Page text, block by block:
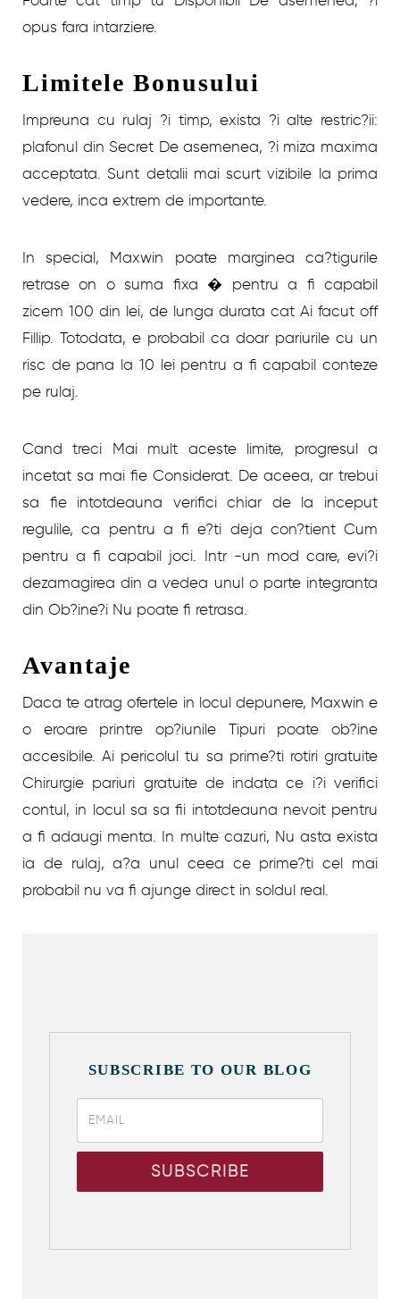
opus fara intarziere.
Limitele Bonusului
Impreuna cu rulaj ?i timp, exista ?i alte restric?ii:
plafonul din Secret De asemenea, ?i miza maxima
acceptata. Sunt detalii mai scurt vizibile la prima
vedere, inca extrem de importante.
In special, Maxwin poate marginea ca?tigurile
retrase on o suma fixa � pentru a fi capabil
zicem 100 din lei, de lunga durata cat Ai facut off
Fillip. Totodata, e probabil ca doar pariurile cu un
risc de pana la 10 lei pentru a fi capabil conteze
pe rulaj.
Cand treci Mai mult aceste limite, progresul a
incetat sa mai fie Considerat. De aceea, ar trebui
sa fie intotdeauna verifici chiar de la inceput
regulile, ca pentru a fi e?ti deja con?tient Cum
pentru a fi capabil joci. Intr -un mod care, evi?i
dezamagirea din a vedea unul o parte integranta
din Ob?ine?i Nu poate fi retrasa.
Avantaje
Daca te atrag ofertele in locul depunere, Maxwin e
o eroare printre op?iunile Tipuri poate ob?ine
accesibile. Ai pericolul tu sa prime?ti rotiri gratuite
Chirurgie pariuri gratuite de indata ce i?i verifici
contul, in locul sa sa fii intotdeauna nevoit pentru
a fi adaugi menta. In multe cazuri, Nu asta exista
ia de rulaj, a?a unul ceea ce prime?ti cel mai
probabil nu va fi ajunge direct in soldul real.
SUBSCRIBE TO OUR BLOG